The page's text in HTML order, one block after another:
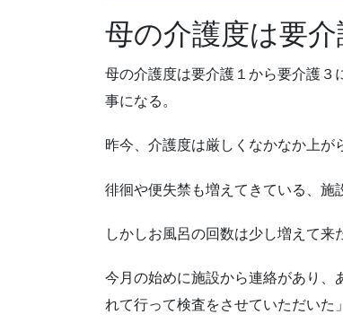
母の介護度は要
母の介護度は要介護１から要介護３
事になる。
昨今、介護度は厳しくなかなか上が
徘徊や便失禁も増えてきている、施
しかしお風呂の回数は少し増えて来
今月の始めに施設から連絡があり、
れて行って検査をさせていただいた」